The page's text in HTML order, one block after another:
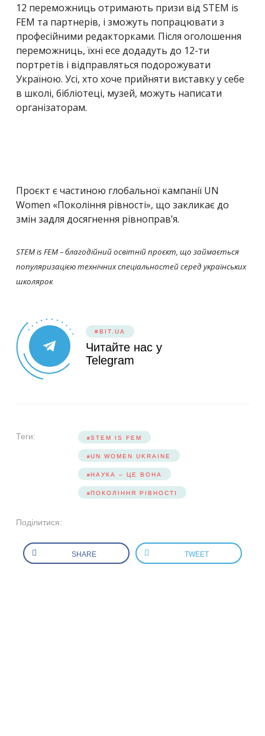
12 переможниць отримають призи від STEM is
FEM та партнерів, і зможуть попрацювати з
професійними редакторками. Після оголошення
переможниць, їхні есе додадуть до 12-ти
портретів і відправляться подорожувати
Україною. Усі, хто хоче прийняти виставку у себе
в школі, бібліотеці, музей, можуть написати
організаторам.
Проєкт є частиною глобальної кампанії UN
Women «Покоління рівності», що закликає до
змін задля досягнення рівноправ’я.
STEM is FEM – благодійний освітній проєкт, що займається
популяризацією технічних спеціальностей серед українських
школярок
#BIT.UA
Читайте нас у
Telegram
Теги: STEM IS FEM
UN WOMEN UKRAINE
НАУКА – ЦЕ ВОНА
ПОКОЛІННЯ РІВНОСТІ
Поділитися:
SHARE TWEET